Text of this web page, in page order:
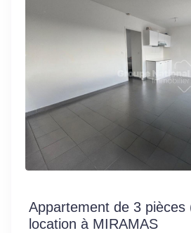
Appartement de 3 pièces
location à MIRAMAS